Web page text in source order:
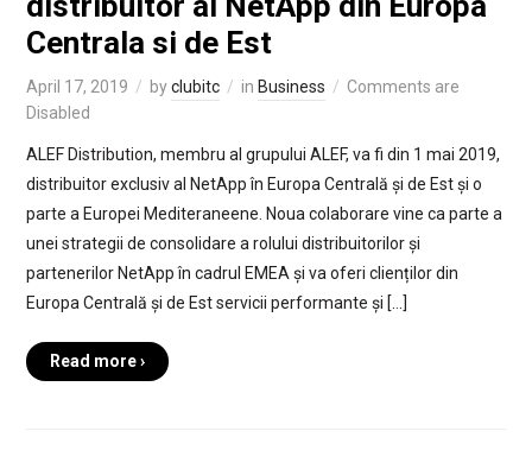
Centrala si de Est
April 17, 2019 byclubitc in Business
Comments are
Disabled
ALEF Distribution, membru al grupului ALEF, va fi din 1 mai 2019,
distribuitor exclusiv al NetApp în Europa Centrală și de Est și o
parte a Europei Mediteraneene. Noua colaborare vine ca parte a
unei strategii de consolidare a rolului distribuitorilor și
partenerilor NetApp în cadrul EMEA și va oferi clienților din
Europa Centrală și de Est servicii performante și […]
Read more ›